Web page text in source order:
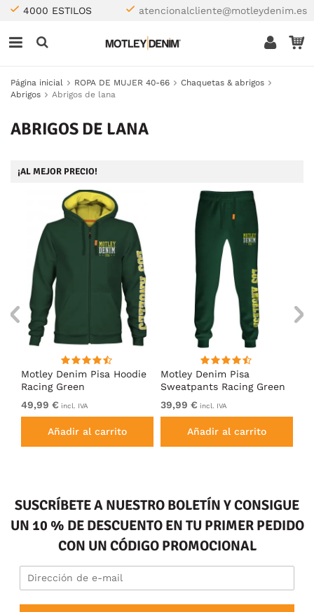
4000 ESTILOS atencionalcliente@motleydenim.es
Página inicial ROPA DE MUJER 40-66
Chaquetas & abrigos
Abrigos
Abrigos de lana
ABRIGOS DE LANA
¡AL MEJOR PRECIO!
Motley Denim Pisa Hoodie
Racing Green
49,99 € incl. IVA
Añadir al carrito
Motley Denim Pisa
Sweatpants Racing Green
39,99 € incl. IVA
Añadir al carrito
SUSCRÍBETE A NUESTRO BOLETÍN Y CONSIGUE
UN 10 % DE DESCUENTO EN TU PRIMER PEDIDO
CON UN CÓDIGO PROMOCIONAL